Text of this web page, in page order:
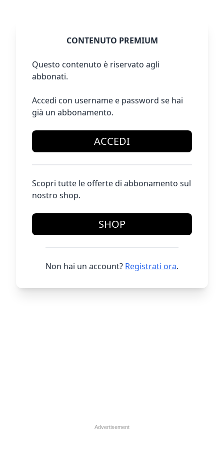
CONTENUTO PREMIUM
Questo contenuto è riservato agli
abbonati.
Accedi con username e password se hai
già un abbonamento.
ACCEDI
Scopri tutte le offerte di abbonamento sul
nostro shop.
SHOP
Non hai un account? Registrati ora.